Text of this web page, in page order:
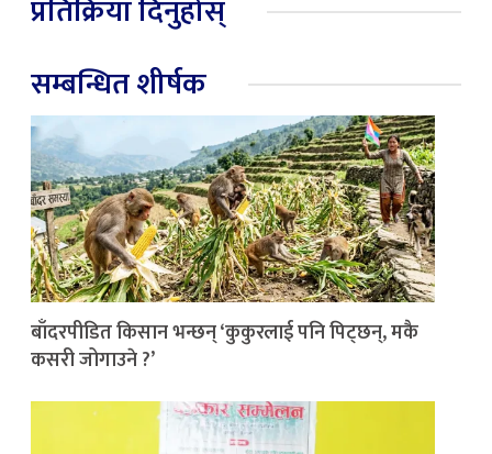
प्रतिक्रिया दिनुहोस्
सम्बन्धित शीर्षक
बाँदरपीडित किसान भन्छन् ‘कुकुरलाई पनि पिट्छन्, मकै
कसरी जोगाउने ?’